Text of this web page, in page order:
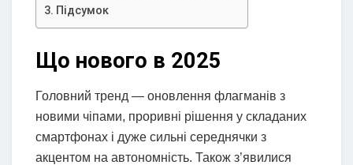
Підсумок
Що нового в 2025
Головний тренд — оновлення флагманів з
новими чіпами, проривні рішення у складаних
смартфонах і дуже сильні середнячки з
акцентом на автономність. Також з’явилися